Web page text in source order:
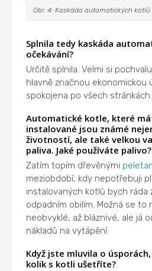
Obr. 4: Kaskáda automatických kotlů
Splnila tedy kaskáda
očekávání?
Určitě splnila. Velmi si
hlavně značnou ekonomickou
spokojena po všech stránkách.
Automatické kotle, které
instalované jsou známé
životností, ale také velkou
paliva. Jaké používáte palivo?
Zatím topím dřevěnými
meziobdobí, kdy nepotřebuji
instalovaných kotlů bych ráda
odpadním obilím. Možná se to
neobvyklé, až bláznivé, ale já
nákladů na vytápění.
Když jste mluvila o
kolik s kotli ušetříte?